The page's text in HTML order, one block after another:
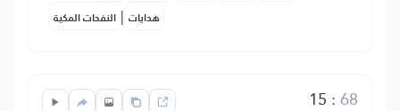
النفحات المكية | هدايات
15 :68